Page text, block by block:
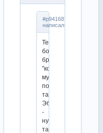
#p941687,Impulse
написал(а):
Тем
более,
брать
"коньковую"
музыку
после
танцора
Эббота
-
ну,
такое...